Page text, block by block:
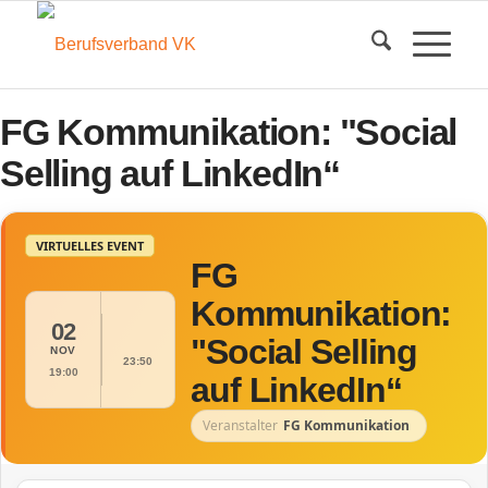
FG Kommunikation: "Social
Selling auf LinkedIn“
VIRTUELLES EVENT
02
NOV
19:00
23:50
FG
Kommunikation:
"Social Selling
auf LinkedIn“
Veranstalter FG Kommunikation